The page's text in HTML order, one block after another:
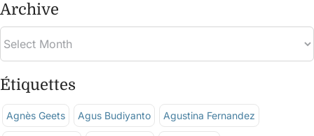
Archive
Étiquettes
Agnès Geets Agus Budiyanto Agustina Fernandez